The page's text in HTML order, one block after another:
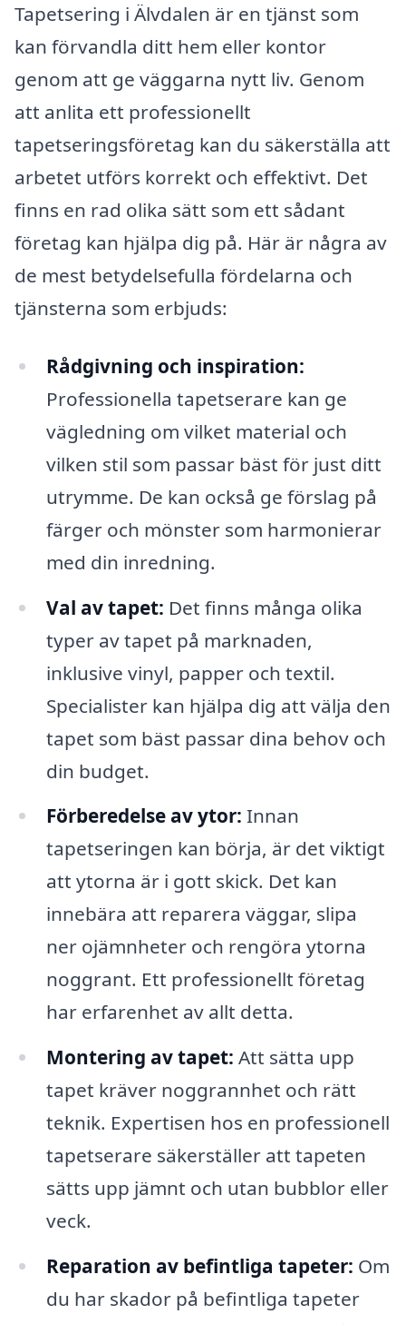
Tapetsering i Älvdalen är en tjänst som
kan förvandla ditt hem eller kontor
genom att ge väggarna nytt liv. Genom
att anlita ett professionellt
tapetseringsföretag kan du säkerställa att
arbetet utförs korrekt och effektivt. Det
finns en rad olika sätt som ett sådant
företag kan hjälpa dig på. Här är några av
de mest betydelsefulla fördelarna och
tjänsterna som erbjuds:
Rådgivning och inspiration:
Professionella tapetserare kan ge
vägledning om vilket material och
vilken stil som passar bäst för just ditt
utrymme. De kan också ge förslag på
färger och mönster som harmonierar
med din inredning.
Val av tapet: Det finns många olika
typer av tapet på marknaden,
inklusive vinyl, papper och textil.
Specialister kan hjälpa dig att välja den
tapet som bäst passar dina behov och
din budget.
Förberedelse av ytor: Innan
tapetseringen kan börja, är det viktigt
att ytorna är i gott skick. Det kan
innebära att reparera väggar, slipa
ner ojämnheter och rengöra ytorna
noggrant. Ett professionellt företag
har erfarenhet av allt detta.
Montering av tapet: Att sätta upp
tapet kräver noggrannhet och rätt
teknik. Expertisen hos en professionell
tapetserare säkerställer att tapeten
sätts upp jämnt och utan bubblor eller
veck.
Reparation av befintliga tapeter: Om
du har skador på befintliga tapeter